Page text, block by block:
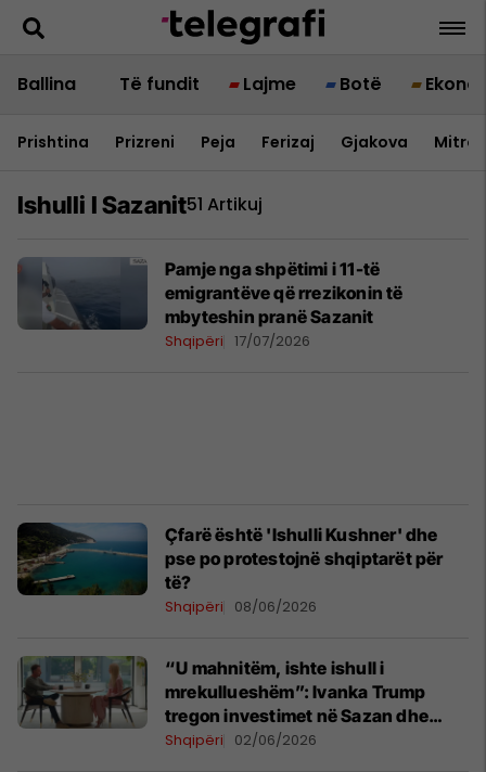
Ballina Të fundit Lajme Botë
Prishtina Prizreni Peja Ferizaj Gjakova
Ishulli I Sazanit51 Artikuj
Pamje nga shpëtimi i 11-të
emigrantëve që rrezikonin të
mbyteshin pranë Sazanit
Shqipëri 17/07/2026
Çfarë është 'Ishulli Kushner' dhe
pse po protestojnë shqiptarët për
të?
Shqipëri 08/06/2026
“U mahnitëm, ishte ishull i
mrekullueshëm”: Ivanka Trump
tregon investimet në Sazan dhe
Zvërnec
Shqipëri 02/06/2026